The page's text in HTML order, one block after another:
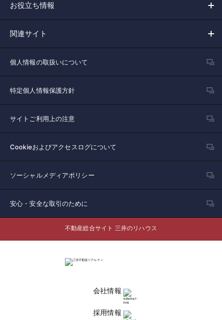
お役立ち情報
関連サイト
個人情報の取扱いについて
特定個人情報保護方針
サイトご利用上の注意
Cookieおよびアクセスログについて
ソーシャルメディアポリシー
安心・安全な取引のために
不動産総合サイト 三井のリハウス
会社情報
採用情報